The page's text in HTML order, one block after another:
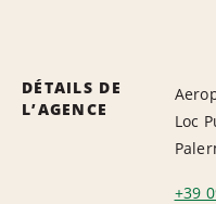
DÉTAILS DE
L’AGENCE
Loc
+39